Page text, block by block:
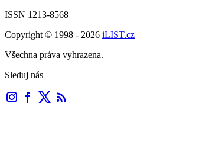
ISSN 1213-8568
Copyright © 1998 - 2026 iLIST.cz
Všechna práva vyhrazena.
Sleduj nás